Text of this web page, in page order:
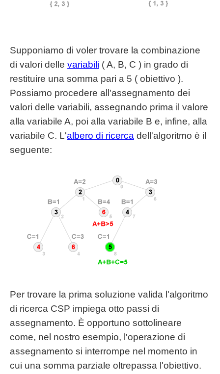
Supponiamo di voler trovare la combinazione
di valori delle variabili ( A, B, C ) in grado di
restituire una somma pari a 5 ( obiettivo ).
Possiamo procedere all'assegnamento dei
valori delle variabili, assegnando prima il valore
alla variabile A, poi alla variabile B e, infine, alla
variabile C. L'albero di ricerca dell'algoritmo è il
seguente:
Per trovare la prima soluzione valida l'algoritmo
di ricerca CSP impiega otto passi di
assegnamento. È opportuno sottolineare
come, nel nostro esempio, l'operazione di
assegnamento si interrompe nel momento in
cui una somma parziale oltrepassa l'obiettivo.